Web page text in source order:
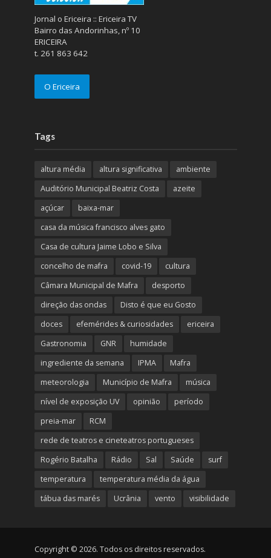
Jornal o Ericeira :: Ericeira TV
Bairro das Andorinhas, nº 10
ERICEIRA
t. 261 863 642
O Ericeira
Tags
altura média altura significativa
ambiente
Auditório Municipal Beatriz Costa
azeite
açúcar
baixa-mar
casa da música francisco alves gato
Casa de cultura Jaime Lobo e Silva
concelho de mafra
covid-19
cultura
Câmara Municipal de Mafra
desporto
direção das ondas
Disto é que eu Gosto
doces
efemérides & curiosidades
ericeira
Gastronomia
GNR
humidade
ingrediente da semana
IPMA
Mafra
meteorologia
Município de Mafra
música
nível de exposição UV
opinião
período
preia-mar
RCM
rede de teatros e cineteatros portugueses
Rogério Batalha
Rádio Sal Saúde
surf
temperatura
temperatura média da água
tábua das marés
Ucrânia vento visibilidade
Copyright © 2026. Todos os direitos reservados.